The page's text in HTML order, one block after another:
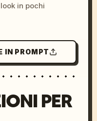
in pochi
IN PROMPT
PER